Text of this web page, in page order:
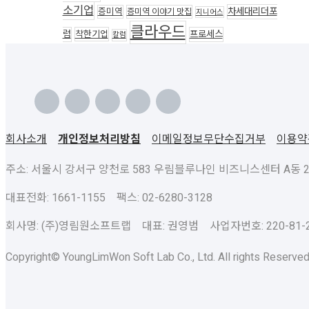
소기업 증미역 증미역 이야기 맛집 지니어스 차세대리더포
럼 착한기업 칼럼 클라우드 프로세스
회사소개 개인정보처리방침 이메일정보무단수집거부
이용
주소: 서울시 강서구 양천로 583 우림블루나인 비즈니스센터 A동
대표전화: 1661-1155 팩스: 02-6280-3128
회사명: (주)영림원소프트랩 대표: 권영범 사업자번호: 220-
Copyright© YoungLimWon Soft Lab Co., Ltd. All rights